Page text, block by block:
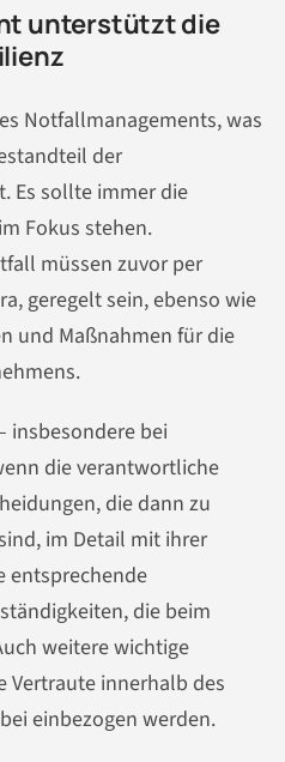
unterstützt die
Notfallmanagements, was
der
Es sollte immer die
Fokus stehen.
müssen zuvor per
geregelt sein, ebenso wie
und Maßnahmen für die
insbesondere bei
die verantwortliche
die dann zu
im Detail mit ihrer
entsprechende
die beim
weitere wichtige
Vertraute innerhalb des
einbezogen werden.